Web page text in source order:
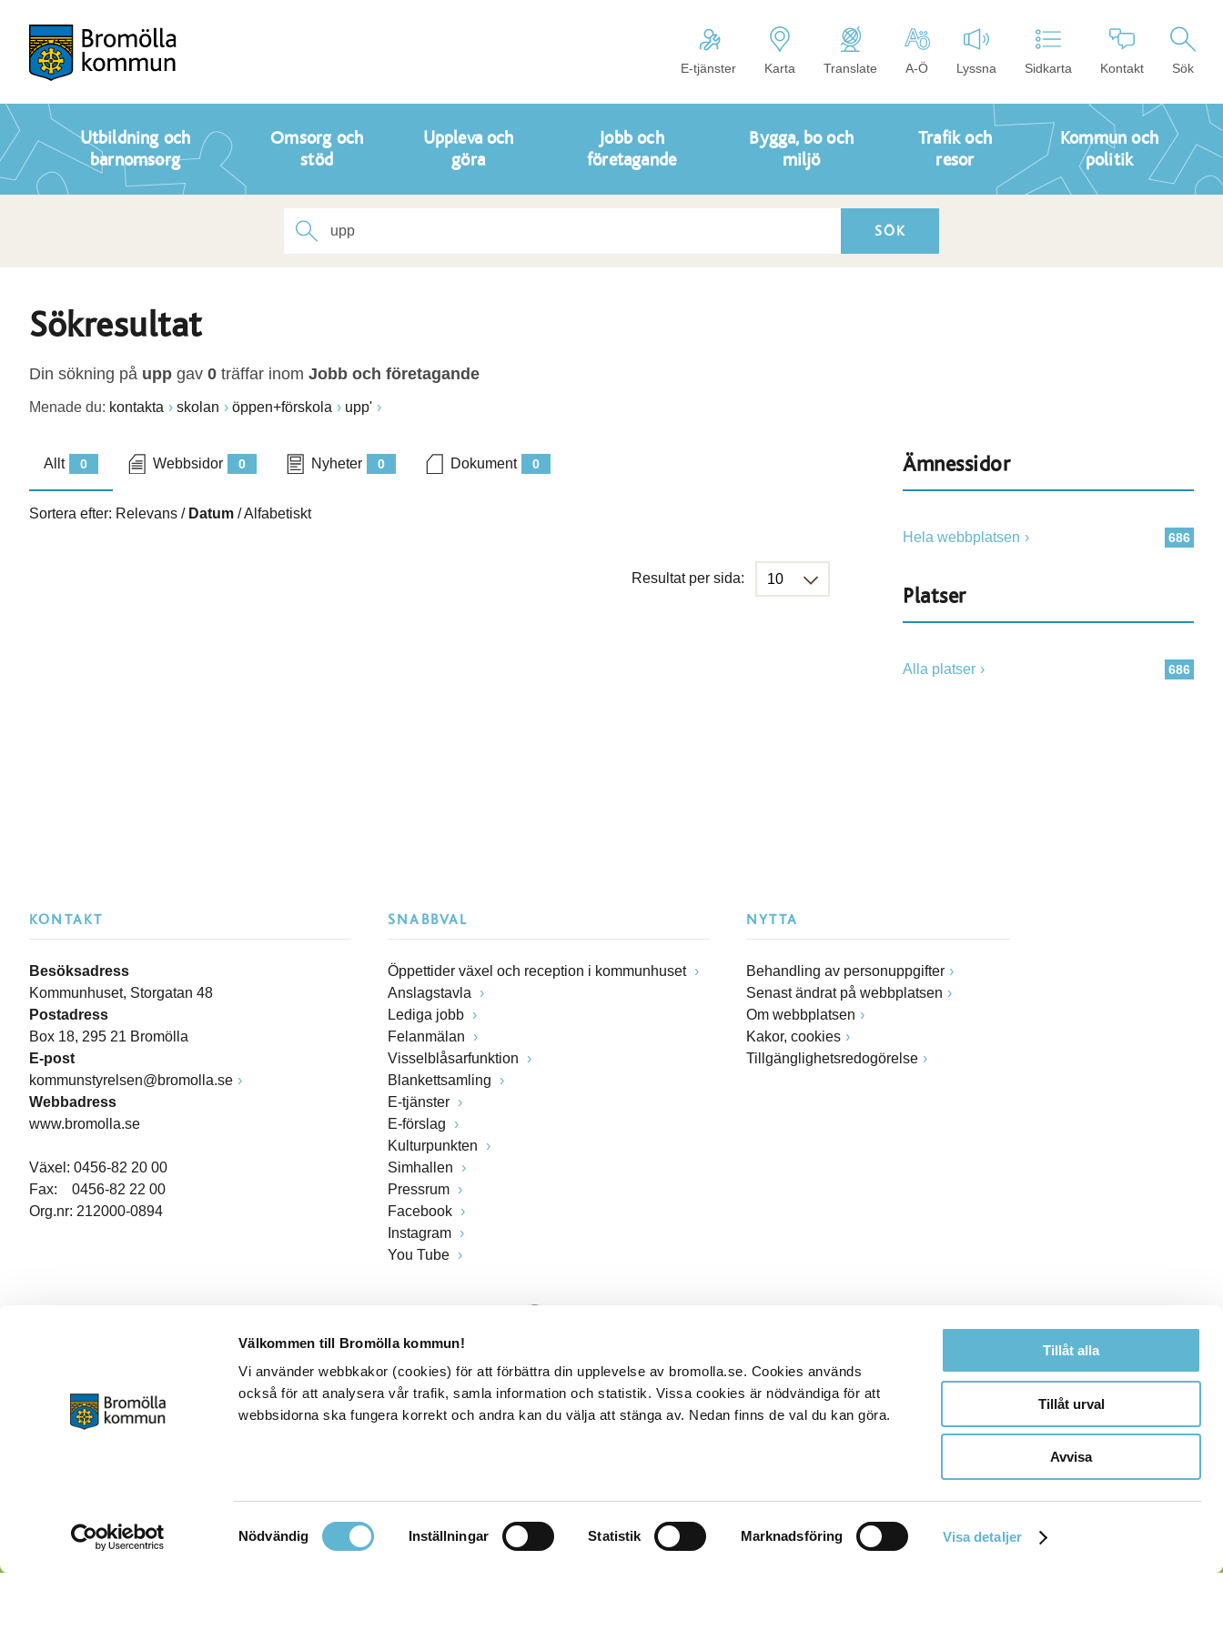
Välkommen till Bromölla kommun!
Vi använder webbkakor (cookies) för att förbättra din upplevelse av bromolla.se. Cookies används
också för att analysera vår trafik, samla information och statistik. Vissa cookies är nödvändiga för att
webbsidorna ska fungera korrekt och andra kan du välja att stänga av. Nedan finns de val du kan göra.
Samtyckesval
Nödvändig Inställningar Statistik Marknadsföring Visa detaljer
Tillåt alla
Tillåt urval
Avvisa
E-tjänster Karta Translate A-Ö Lyssna Sidkarta Kontakt Sök
Utbildning och
barnomsorg
Omsorg och
stöd
Uppleva och
göra
Jobb och
företagande
Bygga, bo och
miljö
Trafik och
resor
Kommun och
politik
Sökresultat
Din sökning på upp gav 0 träffar inom Jobb och företagande
Menade du: kontakta skolan öppen+förskola upp'
0
Allt 0
Webbsidor 0
Nyheter 0
Dokument
Sortera efter: Relevans / Datum /Alfabetiskt
Resultat per sida:
Ämnessidor
686
Hela webbplatsen
Platser
686
Alla platser
KONTAKT
Besöksadress
Kommunhuset, Storgatan 48
Postadress
Box 18, 295 21 Bromölla
E-post
kommunstyrelsen@bromolla.se
Webbadress
www.bromolla.se
Växel: 0456-82 20 00
Fax: 0456-82 22 00
Org.nr: 212000-0894
SNABBVAL
Öppettider växel och reception i kommunhuset
Anslagstavla
Lediga jobb
Felanmälan
Visselblåsarfunktion
Blankettsamling
E-tjänster
E-förslag
Kulturpunkten
Simhallen
Pressrum
Facebook
Instagram
You Tube
NYTTA
Behandling av personuppgifter
Senast ändrat på webbplatsen
Om webbplatsen
Kakor, cookies
Tillgänglighetsredogörelse